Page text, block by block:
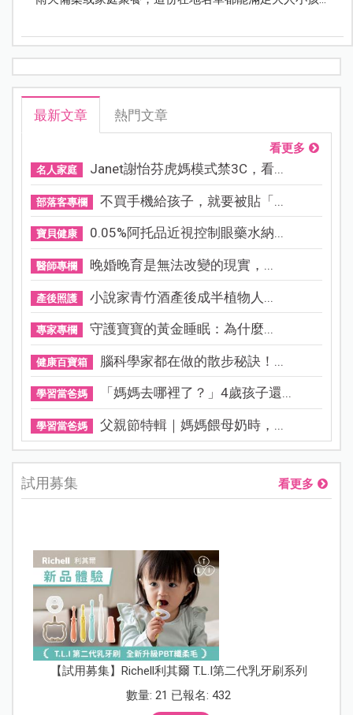
最新文章 熱門文章
看更多
名人家庭 Janet謝怡芬虎媽模式禁3C，看...
部落客專欄 不買手機給孩子，就要被貼「...
寶貝健康 0.05%阿托品近視控制眼藥水納...
醫師專欄 晚婚晚育是無法改變的現實，...
產後照護 小說家青竹酒產後成半植物人...
專家專欄 守護寶寶的黃金睡眠：為什麼...
健康百寶箱 腦科學家都在做的散步秘訣！...
學習當爸媽 「媽媽去哪裡了？」4歲孩子還...
學習當爸媽 父親節特輯｜媽媽餵母奶時，...
試用募集 看更多
【試用募集】Richell利其爾 T.L.I第二代乳牙刷系列
數量: 21 已報名: 432